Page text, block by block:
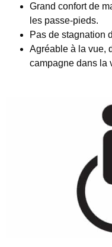
Grand confort de
les passe-pieds.
Pas de stagnation
Agréable à la vue,
campagne dans la